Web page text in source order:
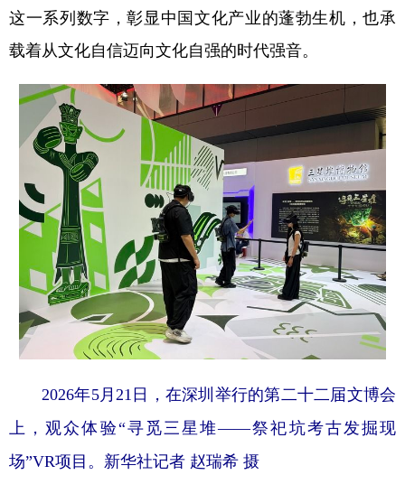
这一系列数字，彰显中国文化产业的蓬勃生机，也承
载着从文化自信迈向文化自强的时代强音。
2026年5月21日，在深圳举行的第二十二届文博会
上，观众体验“寻觅三星堆——祭祀坑考古发掘现
场”VR项目。新华社记者 赵瑞希 摄